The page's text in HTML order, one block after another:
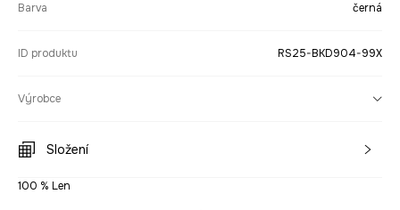
Barva černá
ID produktu RS25-BKD904-99X
Výrobce
Složení
100 % Len